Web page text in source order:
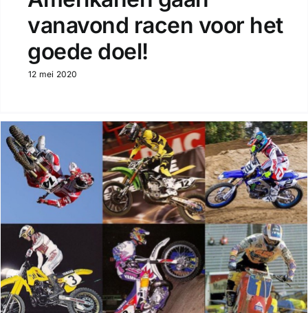
vanavond racen voor het
goede doel!
12 mei 2020